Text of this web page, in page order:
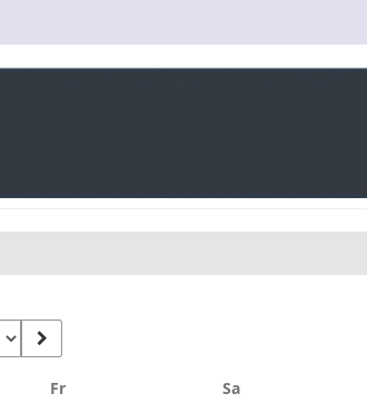
FrFreitag SaSamstag